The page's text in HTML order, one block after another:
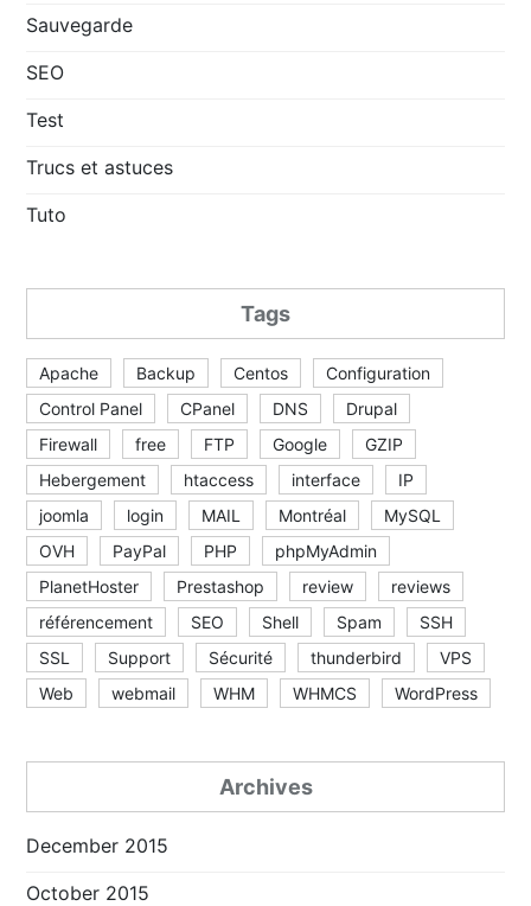
Sauvegarde
SEO
Test
Trucs et astuces
Tuto
Tags
Apache Backup Centos
Configuration
Control Panel
CPanel DNS
Drupal
Firewall
free FTP Google
GZIP
Hebergement
htaccess interface
IP
joomla
login MAIL Montréal
MySQL
OVH
PayPal PHP
phpMyAdmin
PlanetHoster
Prestashop review
reviews
référencement
SEO Shell Spam
SSH
SSL
Support Sécurité thunderbird
VPS
Web
webmail WHM WHMCS WordPress
Archives
December 2015
October 2015